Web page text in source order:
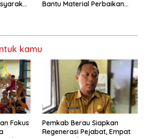
Bantu Material Perbaikan
kamu
Fokus
Pemkab Berau Siapkan
Regenerasi Pejabat, Empat